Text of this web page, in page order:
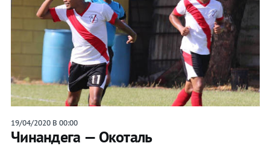
19/04/2020 В 00:00
Чинандега — Окоталь